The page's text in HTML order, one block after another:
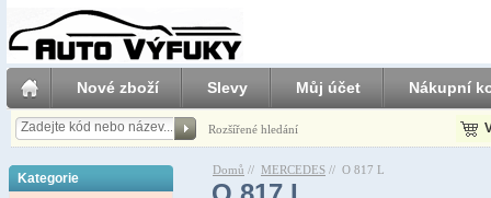
Nové zboží Slevy Můj účet Nákupní
Rozšířené hledání
Kategorie
Domů // MERCEDES // O 817 L